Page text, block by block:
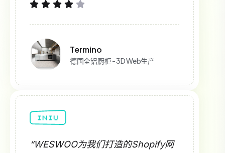
Termino
德国全铝厨柜 - 3D Web生产
“WESWOO为我们打造的Shopify网